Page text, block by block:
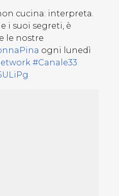
cucina: interpreta.
i suoi segreti, è
le nostre
ogni lunedì
#Canale33